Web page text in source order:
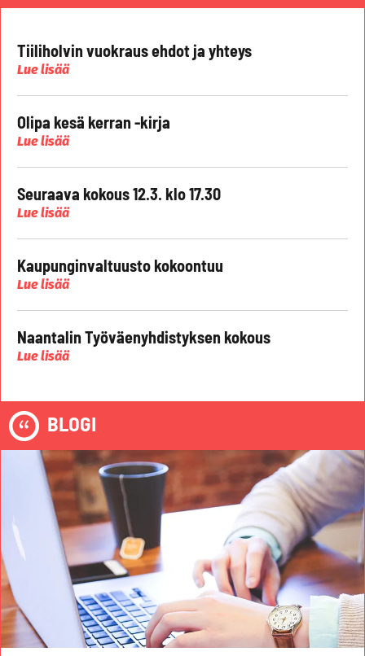
Tiiliholvin vuokraus ehdot ja yhteys
Lue lisää
Olipa kesä kerran -kirja
Lue lisää
Seuraava kokous 12.3. klo 17.30
Lue lisää
Kaupunginvaltuusto kokoontuu
Lue lisää
Naantalin Työväenyhdistyksen kokous
Lue lisää
BLOGI